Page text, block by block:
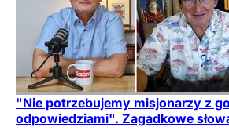
"Nie potrzebujemy misjonarzy z
odpowiedziami". Zagadkowe